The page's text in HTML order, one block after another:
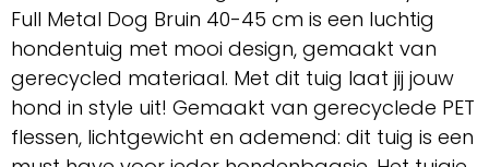
Full Metal Dog Bruin 40-45 cm is een luchtig
hondentuig met mooi design, gemaakt van
gerecycled materiaal. Met dit tuig laat jij jouw
hond in style uit! Gemaakt van gerecyclede PET
flessen, lichtgewicht en ademend: dit tuig is een